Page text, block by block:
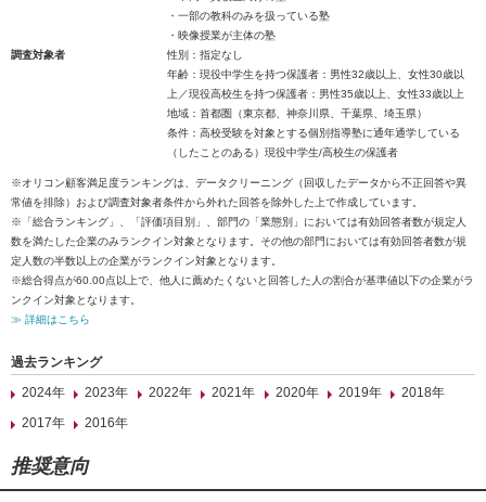
・一部の教科のみを扱っている塾
・映像授業が主体の塾
調査対象者
性別：指定なし
年齢：現役中学生を持つ保護者：男性32歳以上、女性30歳以
上／現役高校生を持つ保護者：男性35歳以上、女性33歳以上
地域：首都圏（東京都、神奈川県、千葉県、埼玉県）
条件：高校受験を対象とする個別指導塾に通年通学している
（したことのある）現役中学生/高校生の保護者
※オリコン顧客満足度ランキングは、データクリーニング（回収したデータから不正回答や異
常値を排除）および調査対象者条件から外れた回答を除外した上で作成しています。
※「総合ランキング」、「評価項目別」、部門の「業態別」においては有効回答者数が規定人
数を満たした企業のみランクイン対象となります。その他の部門においては有効回答者数が規
定人数の半数以上の企業がランクイン対象となります。
※総合得点が60.00点以上で、他人に薦めたくないと回答した人の割合が基準値以下の企業がラ
ンクイン対象となります。
≫ 詳細はこちら
過去ランキング
2024年
2023年 2022年 2021年 2020年 2019年
2018年
2017年
2016年
推奨意向